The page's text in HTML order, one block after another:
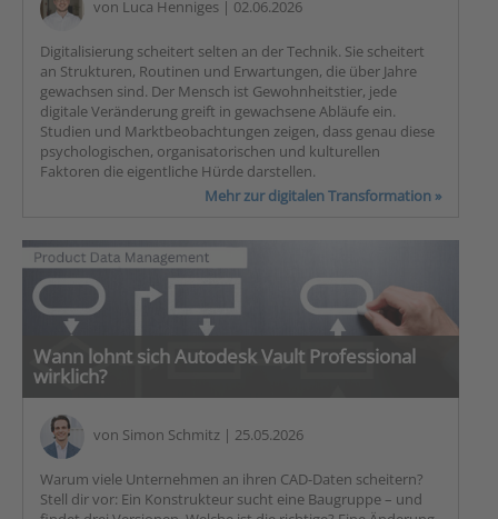
von Luca Henniges | 02.06.2026
Digitalisierung scheitert selten an der Technik. Sie scheitert
an Strukturen, Routinen und Erwartungen, die über Jahre
gewachsen sind. Der Mensch ist Gewohnheitstier, jede
digitale Veränderung greift in gewachsene Abläufe ein.
Studien und Marktbeobachtungen zeigen, dass genau diese
psychologischen, organisatorischen und kulturellen
Faktoren die eigentliche Hürde darstellen.
Mehr zur digitalen Transformation »
Wann lohnt sich Autodesk Vault Professional
wirklich?
von Simon Schmitz | 25.05.2026
Warum viele Unternehmen an ihren CAD-Daten scheitern?
Stell dir vor: Ein Konstrukteur sucht eine Baugruppe – und